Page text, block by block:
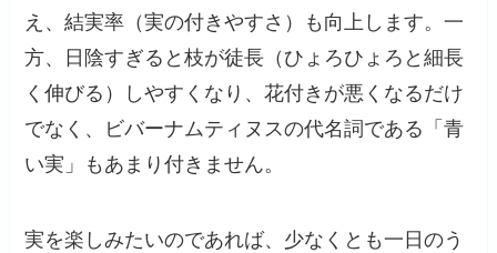
え、結実率（実の付きやすさ）も向上します。一
方、日陰すぎると枝が徒長（ひょろひょろと細長
く伸びる）しやすくなり、花付きが悪くなるだけ
でなく、ビバーナムティヌスの代名詞である「青
い実」もあまり付きません。
実を楽しみたいのであれば、少なくとも一日のう